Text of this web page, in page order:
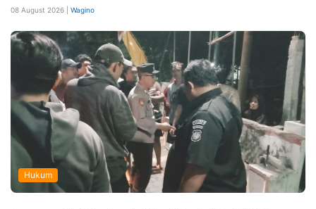
08 August 2026 | Wagino
Hukum